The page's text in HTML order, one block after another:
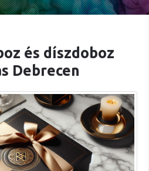
és díszdoboz
Debrecen